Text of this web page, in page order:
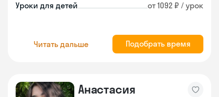
Уроки для детей от 1092 ₽ / урок
Читать дальше Подобрать время
Анастасия